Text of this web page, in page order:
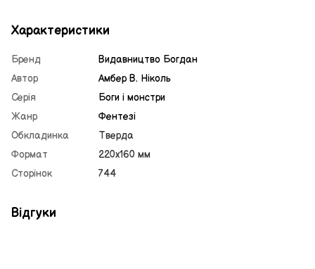
Характеристики
Бренд
Видавництво Богдан
Автор
Амбер В. Ніколь
Серія
Боги і монстри
Жанр
Фентезі
Обкладинка
Тверда
Формат
220х160 мм
Сторінок
744
Відгуки